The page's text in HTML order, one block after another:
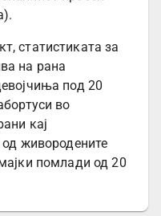
статистиката за
на рана
под 20
во
кај
од живородените
помлади од 20